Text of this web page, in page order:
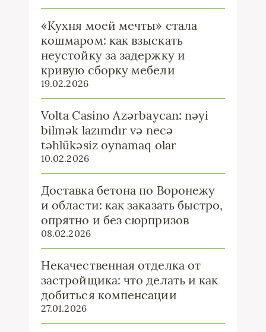
«Кухня моей мечты» стала
кошмаром: как взыскать
неустойку за задержку и
кривую сборку мебели
19.02.2026
Volta Casino Azərbaycan: nəyi
bilmək lazımdır və necə
təhlükəsiz oynamaq olar
10.02.2026
Доставка бетона по Воронежу
и области: как заказать быстро,
опрятно и без сюрпризов
08.02.2026
Некачественная отделка от
застройщика: что делать и как
добиться компенсации
27.01.2026